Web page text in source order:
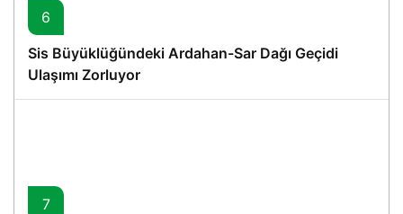
6
Sis Büyüklüğündeki Ardahan-Sar Dağı Geçidi
Ulaşımı Zorluyor
7